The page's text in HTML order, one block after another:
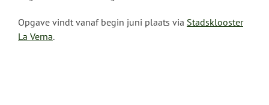
Opgave vindt vanaf begin juni plaats via Stadsklooster
La Verna.